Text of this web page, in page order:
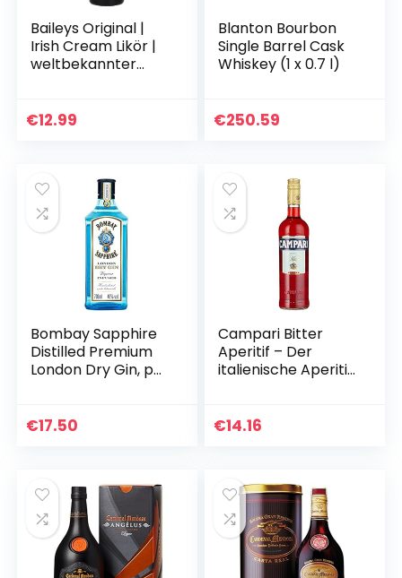
Baileys Original |
Irish Cream Likör |
weltbekannter
beliebte Klassiker
€12.99
Blanton Bourbon
Single Barrel Cask
Whiskey (1 x 0.7 l)
€250.59
Bombay Sapphire
Distilled Premium
London Dry Gin, per
erlesenen
€17.50
Campari Bitter
Aperitif – Der
italienische Aperitif
Original für Negroni,
€14.16